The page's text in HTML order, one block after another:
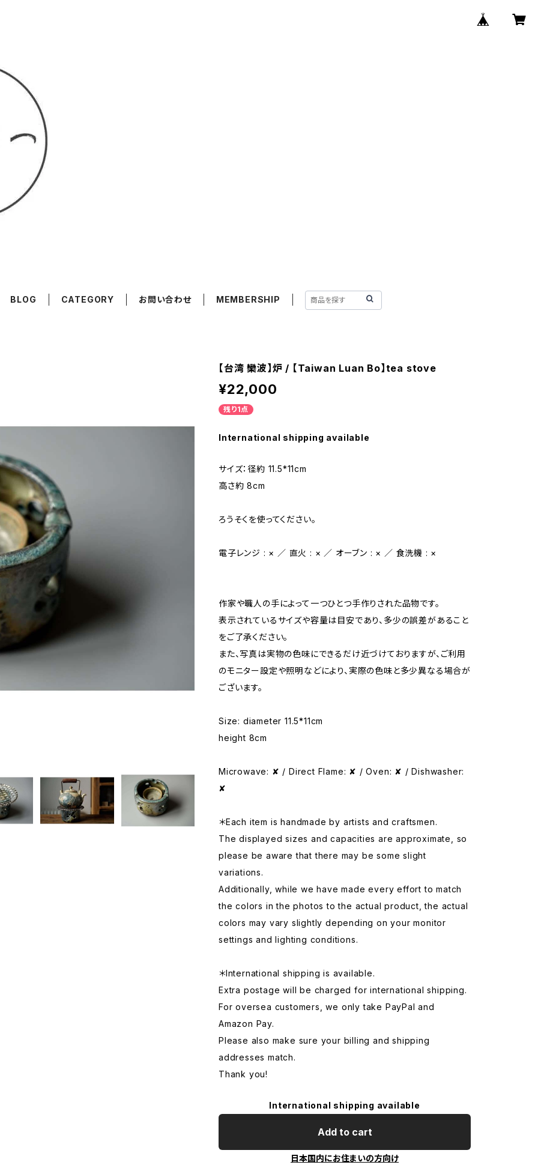
BLOG CATEGORY お問い合わせ MEMBERSHIP
【台湾 欒波】炉 / 【Taiwan Luan Bo】tea stove
¥22,000
残り1点
International shipping available
サイズ：径約 11.5*11cm
高さ約 8cm
ろうそくを使ってください。
電子レンジ : × ／ 直火 : × ／ オーブン : × ／ 食洗機 : ×
作家や職人の手によって一つひとつ手作りされた品物です。
表示されているサイズや容量は目安であり、多少の誤差があること
をご了承ください。
また、写真は実物の色味にできるだけ近づけておりますが、ご利用
のモニター設定や照明などにより、実際の色味と多少異なる場合が
ございます。
Size: diameter 11.5*11cm
height 8cm
Microwave: ✘ / Direct Flame: ✘ / Oven: ✘ / Dishwasher:
✘
＊Each item is handmade by artists and craftsmen.
The displayed sizes and capacities are approximate, so
please be aware that there may be some slight
variations.
Additionally, while we have made every effort to match
the colors in the photos to the actual product, the actual
colors may vary slightly depending on your monitor
settings and lighting conditions.
＊International shipping is available.
Extra postage will be charged for international shipping.
For oversea customers, we only take PayPal and
Amazon Pay.
Please also make sure your billing and shipping
addresses match.
Thank you!
International shipping available
Add to cart
日本国内にお住まいの方向け